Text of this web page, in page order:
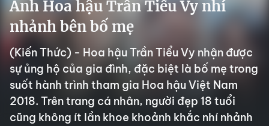
Ảnh Hoa hậu Trần Tiểu Vy nhí
nhảnh bên bố mẹ
(Kiến Thức) - Hoa hậu Trần Tiểu Vy nhận được
sự ủng hộ của gia đình, đặc biệt là bố mẹ trong
suốt hành trình tham gia Hoa hậu Việt Nam
2018. Trên trang cá nhân, người đẹp 18 tuổi
cũng không ít lần khoe khoảnh khắc nhí nhảnh